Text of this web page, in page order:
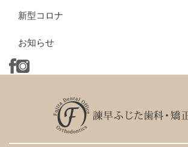
新型コロナ
お知らせ